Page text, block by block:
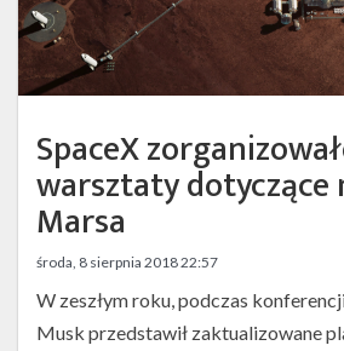
Lista startów
Na żywo
Szukaj
Facebook
Twitter
Kalendarze
SpaceX
warsztaty dotyczące
Marsa
środa, 8 sierpnia 2018 22:57
W zeszłym roku, podczas
Musk przedstawił zaktualizowane